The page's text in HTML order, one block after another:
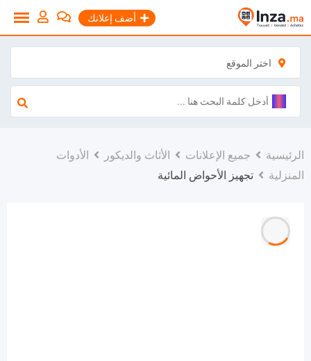
إلى
المحتوى
أضف إعلانك
اختر الموقع
الرئيسية جميع الإعلانات الأثاث والديكور
الأدوات
المنزلية
تجهيز الأحواض المائية